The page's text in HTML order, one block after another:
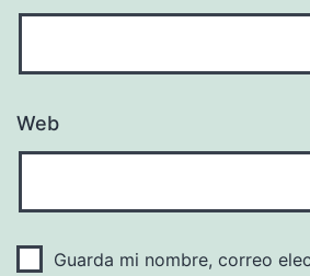
Web
Guarda mi nombre, correo